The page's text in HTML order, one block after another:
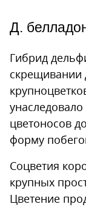
Д.
Гибрид
скрещивании
цветоносов
форму
Соцветия
крупных
Цветение